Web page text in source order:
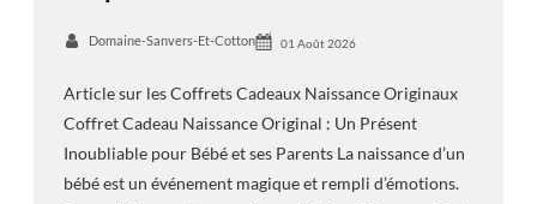
Domaine-Sanvers-Et-Cotton 01 Août 2026
Article sur les Coffrets Cadeaux Naissance Originaux
Coffret Cadeau Naissance Original : Un Présent
Inoubliable pour Bébé et ses Parents La naissance d’un
bébé est un événement magique et rempli d’émotions.